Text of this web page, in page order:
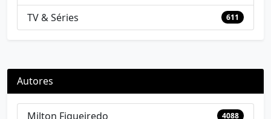
TV & Séries 611
Autores
Milton Figueiredo 4088